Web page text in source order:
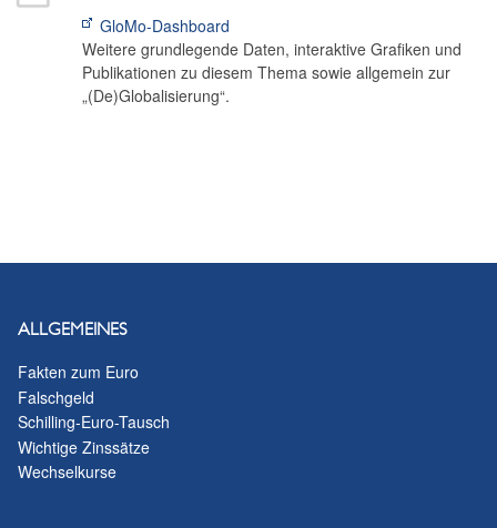
GloMo-Dashboard
Weitere grundlegende Daten, interaktive Grafiken und
Publikationen zu diesem Thema sowie allgemein zur
„(De)Globalisierung“.
ALLGEMEINES
Fakten zum Euro
Falschgeld
Schilling-Euro-Tausch
Wichtige Zinssätze
Wechselkurse